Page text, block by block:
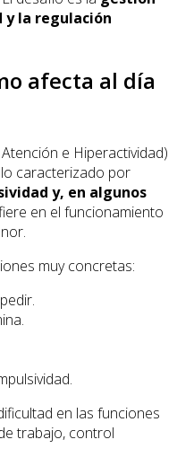
y la regulación
afecta al día
e Hiperactividad)
caracterizado por
y, en algunos
en el funcionamiento
muy concretas:
en las funciones
trabajo, control